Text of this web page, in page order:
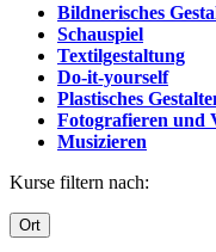
Bildnerisches
Schauspiel
Textilgestaltung
Do-it-yourself
Plastisches
Fotografieren und
Musizieren
Kurse filtern nach:
Ort